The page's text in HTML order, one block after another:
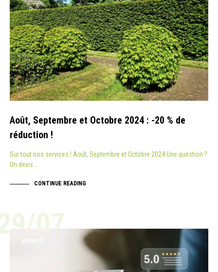
Août, Septembre et Octobre 2024 : -20 % de
réduction !
Sur tout nos services ! Août, Septembre et Octobre 2024 Une question ?
Un devis…
CONTINUE READING
07